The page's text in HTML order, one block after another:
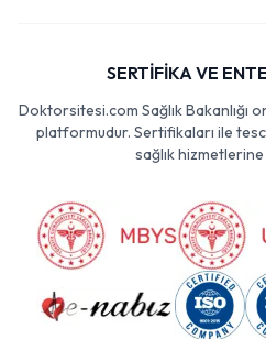
SERTİFİKA VE
Doktorsitesi.com Sağlık Bakanlığı
platformudur. Sertifikaları ile
sağlık